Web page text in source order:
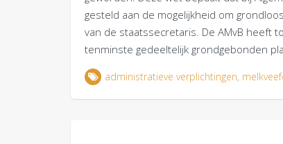
gesteld aan de mogelijkheid om
van de staatssecretaris. De AMvB heeft
tenminste gedeeltelijk grondgebonden
administratieve verplichtingen,